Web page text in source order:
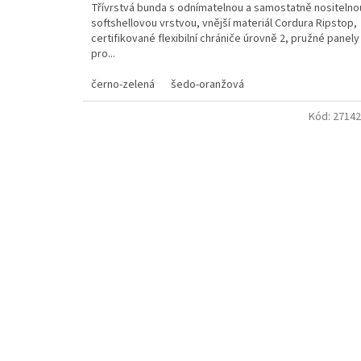
Třívrstvá bunda s odnímatelnou a samostatně
softshellovou vrstvou, vnější materiál Cordura Ripstop,
certifikované flexibilní chrániče úrovně 2, pružné panely
pro...
černo-zelená
šedo-oranžová
Kód: